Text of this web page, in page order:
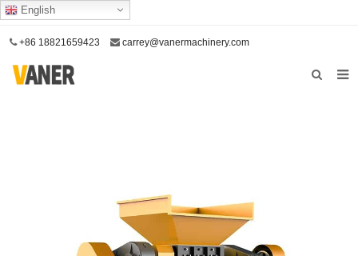
English
+86 18821659423 carrey@vanermachinery.com
Kontakt oss